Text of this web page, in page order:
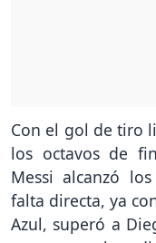
Con el gol de tiro
los octavos de
Messi alcanzó
falta directa, ya
Azul, superó a